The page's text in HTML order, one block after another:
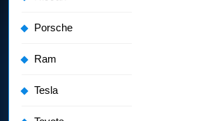
Porsche
Ram
Tesla